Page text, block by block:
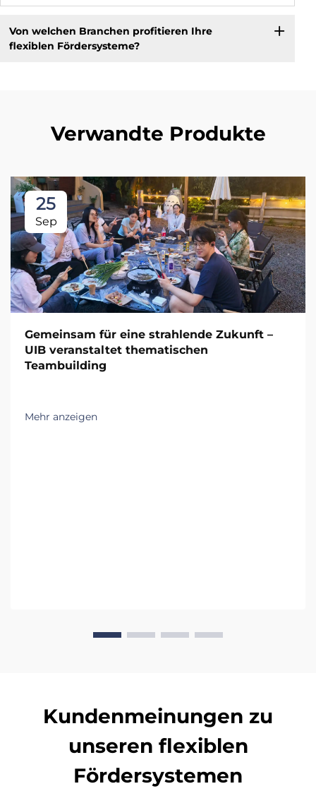
Von welchen Branchen profitieren Ihre
flexiblen Fördersysteme?
Verwandte Produkte
25
Sep
Gemeinsam für eine strahlende Zukunft –
UIB veranstaltet thematischen
Teambuilding
Mehr anzeigen
Kundenmeinungen zu
unseren flexiblen
Fördersystemen